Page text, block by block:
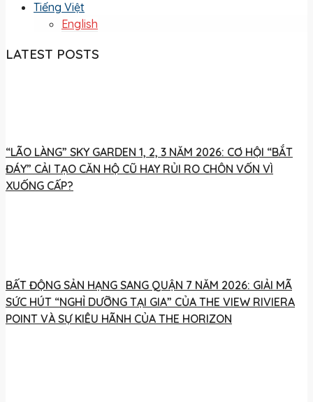
Tiếng Việt
English
LATEST POSTS
“LÃO LÀNG” SKY GARDEN 1, 2, 3 NĂM 2026: CƠ HỘI “BẮT
ĐÁY” CẢI TẠO CĂN HỘ CŨ HAY RỦI RO CHÔN VỐN VÌ
XUỐNG CẤP?
BẤT ĐỘNG SẢN HẠNG SANG QUẬN 7 NĂM 2026: GIẢI MÃ
SỨC HÚT “NGHỈ DƯỠNG TẠI GIA” CỦA THE VIEW RIVIERA
POINT VÀ SỰ KIÊU HÃNH CỦA THE HORIZON